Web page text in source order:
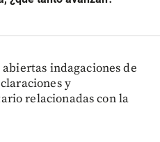
indagaciones de
y
relacionadas con la